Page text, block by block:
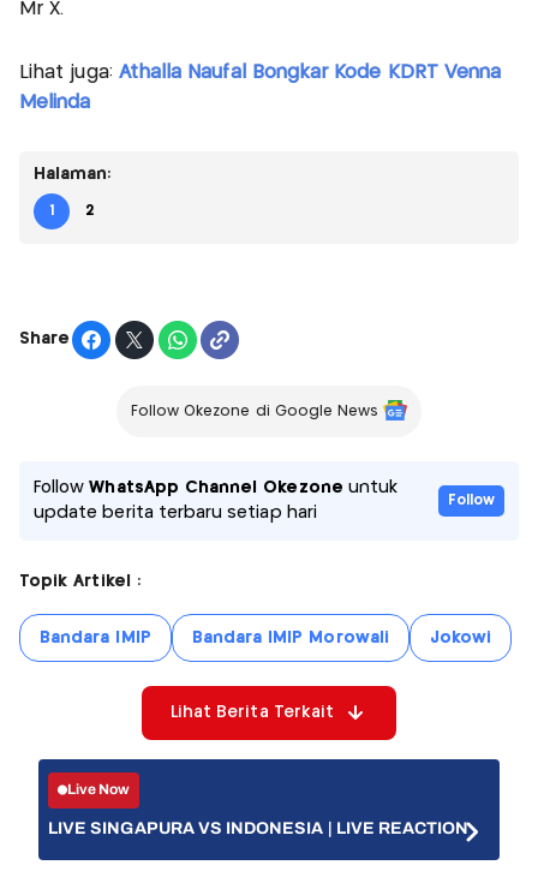
Mr X.
Lihat juga: Athalla Naufal Bongkar Kode KDRT Venna
Melinda
Halaman:
1 2
Share
Follow Okezone di Google News
FollowWhatsApp Channel Okezone untuk
update berita terbaru setiap hari
Follow
Topik Artikel :
Bandara IMIP Bandara IMIP Morowali Jokowi
Lihat Berita Terkait
Live Now
LIVE SINGAPURA VS INDONESIA | LIVE REACTION